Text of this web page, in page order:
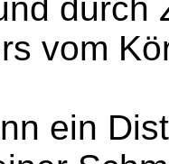
durch
vom
ein